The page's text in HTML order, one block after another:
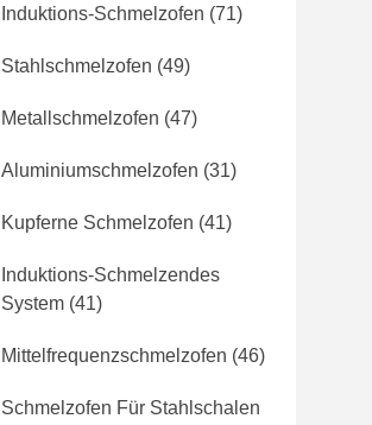
Induktions-Schmelzofen (71)
Stahlschmelzofen (49)
Metallschmelzofen (47)
Aluminiumschmelzofen (31)
Kupferne Schmelzofen (41)
Induktions-Schmelzendes
System (41)
Mittelfrequenzschmelzofen (46)
Schmelzofen Für Stahlschalen